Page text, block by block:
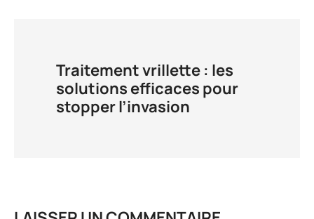
Traitement vrillette : les
solutions efficaces pour
stopper l’invasion